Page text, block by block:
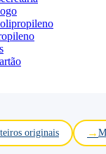
originais